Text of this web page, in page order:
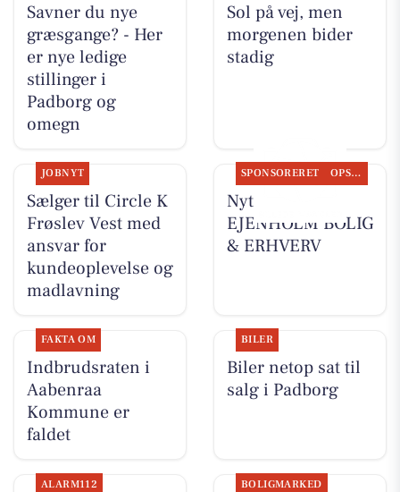
Savner du nye
græsgange? - Her
er nye ledige
stillinger i
Padborg og
omegn
Sol på vej, men
morgenen bider
stadig
JOBNYT
Sælger til Circle K
Frøslev Vest med
ansvar for
kundeoplevelse og
madlavning
SPONSORERET OPSLAGSTAVLEN
Nyt fra
EJENHOLM BOLIG
& ERHVERV
FAKTA OM
Indbrudsraten i
Aabenraa
Kommune er
faldet
BILER
Biler netop sat til
salg i Padborg
ALARM112 BOLIGMARKED